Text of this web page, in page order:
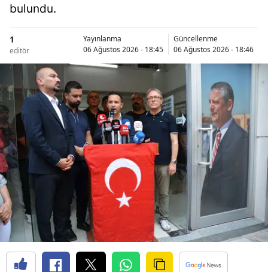
bulundu.
1
editör
Yayınlanma
06 Ağustos 2026 - 18:45
Güncellenme
06 Ağustos 2026 - 18:46